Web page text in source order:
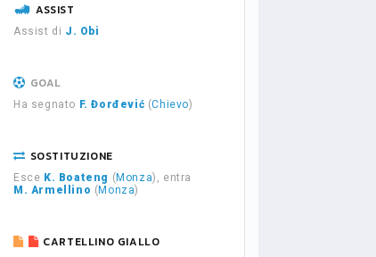
ASSIST
Assist di J. Obi
GOAL
Ha segnato F. Đorđević (Chievo)
SOSTITUZIONE
Esce K. Boateng ( Monza), entra
M. Armellino ( Monza)
CARTELLINO GIALLO